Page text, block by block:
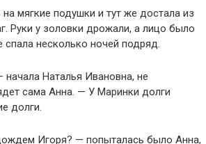
мягкие подушки и тут же достала из
Руки у золовки дрожали, а лицо было
несколько ночей подряд.
Наталья Ивановна, не
сама Анна. — У Маринки долги
долги.
Игоря? — попыталась было Анна,